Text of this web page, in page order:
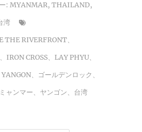
: MYANMAR, THAILAND,
湾
THE RIVERFRONT、
、 IRON CROSS、 LAY PHYU、
YANGON、 ゴールデンロック 、
ミャンマー、 ヤンゴン、 台湾